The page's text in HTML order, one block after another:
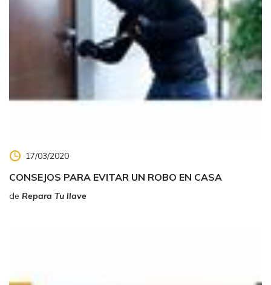
17/03/2020
CONSEJOS PARA EVITAR UN ROBO EN CASA
de Repara Tu llave